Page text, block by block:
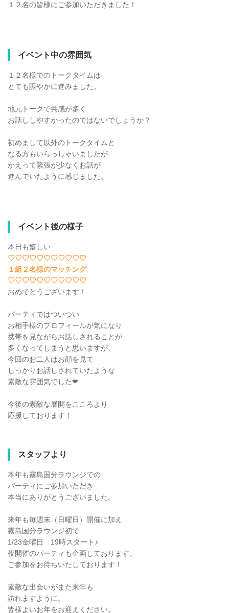
１２名の皆様にご参加いただきました！
イベント中の雰囲気
１２名様でのトークタイムは
とても賑やかに進みました。
地元トークで共感が多く
お話ししやすかったのではないでしょうか？
初めまして以外のトークタイムと
なる方もいらっしゃいましたが
かえって緊張が少なくお話が
進んでいたように感じました。
イベント後の様子
本日も嬉しい
♡♡♡♡♡♡♡♡♡♡♡
１組２名様のマッチング
♡♡♡♡♡♡♡♡♡♡♡
おめでとうございます！
パーティではついつい
お相手様のプロフィールが気になり
携帯を見ながらお話しされることが
多くなってしまうと思いますが、
今回のお二人はお顔を見て
しっかりお話しされていたような
素敵な雰囲気でした❤︎
今後の素敵な展開をこころより
応援しております！
スタッフより
本年も霧島国分ラウンジでの
パーティにご参加いただき
本当にありがとうございました。
来年も毎週末（日曜日）開催に加え
霧島国分ラウンジ初で
1/23金曜日 19時スタート♪
夜開催のパーティも企画しております。
ご参加をお待ちいたしております！
素敵な出会いがまた来年も
訪れますように。
皆様よいお年をお迎えください。